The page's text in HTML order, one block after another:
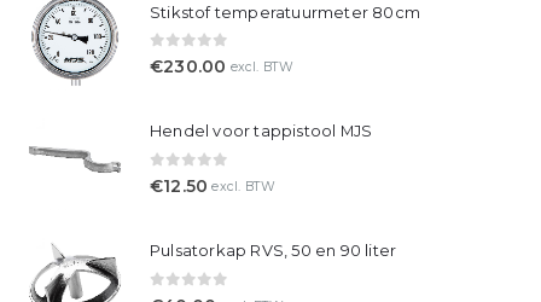
Stikstof temperatuurmeter 80cm
0out of 5
€230.00 excl. BTW
Hendel voor tappistool MJS
0out of 5
€12.50 excl. BTW
Pulsatorkap RVS, 50 en 90 liter
0out of 5